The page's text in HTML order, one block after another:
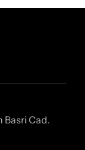
Basri Cad.